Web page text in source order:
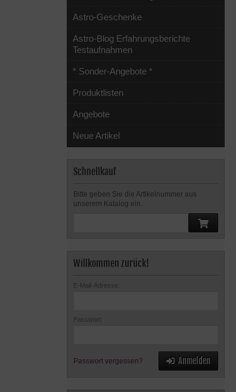
Astro-Geschenke
Astro-Blog Erfahrungsberichte
Testaufnahmen
* Sonder-Angebote *
Produktlisten
Angebote
Neue Artikel
Schnellkauf
Bitte geben Sie die Artikelnummer aus
unserem Katalog ein.
Willkommen zurück!
E-Mail-Adresse:
Passwort:
Passwort vergessen? Anmelden